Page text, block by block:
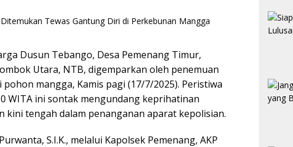
Dusun Tebango, Desa Pemenang Timur,
Utara, NTB, digemparkan oleh penemuan
mangga, Kamis pagi (17/7/2025). Peristiwa
WITA ini sontak mengundang keprihatinan
kini tengah dalam penanganan aparat kepolisian.
S.I.K., melalui Kapolsek Pemenang, AKP